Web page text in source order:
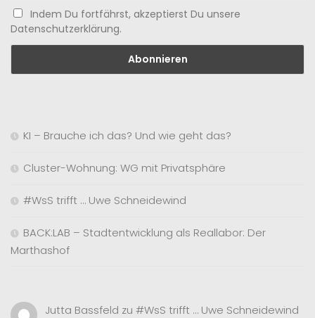
Indem Du fortfährst, akzeptierst Du unsere
Datenschutzerklärung.
KI – Brauche ich das? Und wie geht das?
Cluster-Wohnung: WG mit Privatsphäre
#WsS trifft … Uwe Schneidewind
BACK:LAB – Stadtentwicklung als Reallabor: Der
Marthashof
Jutta Bassfeld zu #WsS trifft … Uwe Schneidewind